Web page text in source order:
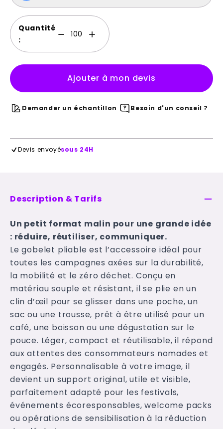
Quantité
:
Ajouter à mon devis
Demander un échantillon Besoin d'un conseil ?
Devis envoyésous 24H
Description & Tarifs
Un petit format malin pour une grande idée
: réduire, réutiliser, communiquer.
Le gobelet pliable est l’accessoire idéal pour
toutes les campagnes axées sur la durabilité,
la mobilité et le zéro déchet. Conçu en
matériau souple et résistant, il se plie en un
clin d’œil pour se glisser dans une poche, un
sac ou une trousse, prêt à être utilisé pour un
café, une boisson ou une dégustation sur le
pouce. Léger, compact et réutilisable, il répond
aux attentes des consommateurs nomades et
engagés. Personnalisable à votre image, il
devient un support original, utile et visible,
parfaitement adapté pour les festivals,
événements écoresponsables, welcome packs
ou opérations de sensibilisation à la réduction